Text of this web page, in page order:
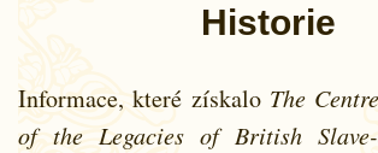
Historie
Informace, které získalo The
of the Legacies of British Slave-